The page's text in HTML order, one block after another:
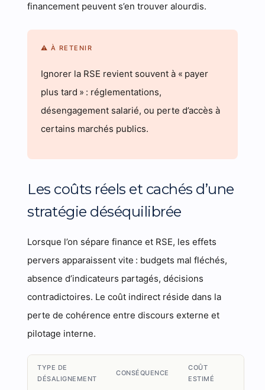
financement peuvent s’en trouver alourdis.
⚠ À RETENIR
Ignorer la RSE revient souvent à « payer
plus tard » : réglementations,
désengagement salarié, ou perte d’accès à
certains marchés publics.
Les coûts réels et cachés d’une
stratégie déséquilibrée
Lorsque l’on sépare finance et RSE, les effets
pervers apparaissent vite : budgets mal fléchés,
absence d’indicateurs partagés, décisions
contradictoires. Le coût indirect réside dans la
perte de cohérence entre discours externe et
pilotage interne.
TYPE DE
DÉSALIGNEMENT
CONSÉQUENCE
COÛT
ESTIMÉ